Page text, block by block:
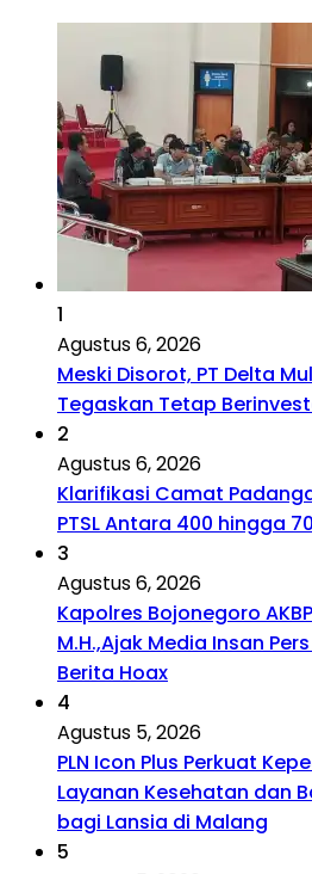
1
Agustus 6, 2026
Meski Disorot, PT Delta
Tegaskan Tetap
2
Agustus 6, 2026
Klarifikasi Camat
PTSL Antara 400 hingga
3
Agustus 6, 2026
Kapolres Bojonegoro
M.H.,Ajak Media Insan
Berita Hoax
4
Agustus 5, 2026
PLN Icon Plus Perkuat
Layanan Kesehatan dan
bagi Lansia di Malang
5